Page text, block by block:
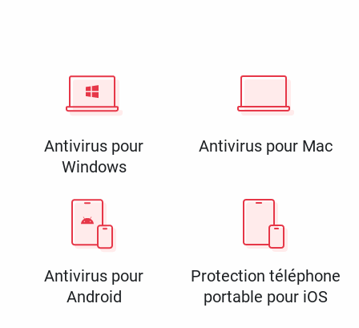
Antivirus pour
Windows
Antivirus pour Mac
Antivirus pour
Android
Protection téléphone
portable pour iOS